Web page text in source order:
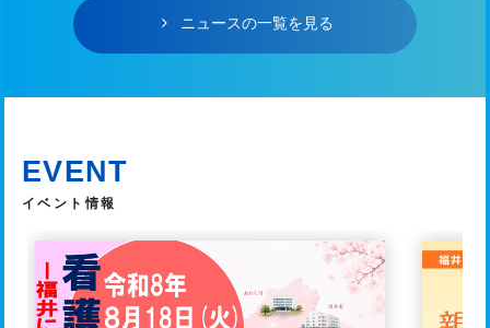
ニュースの一覧を見る
EVENT
イベント情報